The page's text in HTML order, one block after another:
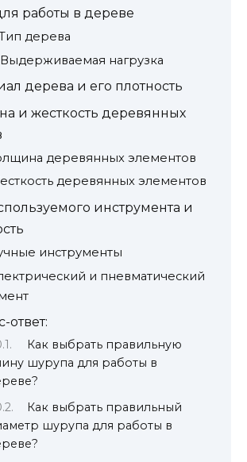
работы в дереве
дерева
Выдерживаемая нагрузка
дерева и его плотность
и жесткость деревянных
деревянных элементов
деревянных элементов
инструмента и
инструменты
и пневматический
ответ:
Как выбрать правильную
шурупа для работы в
Как выбрать правильный
шурупа для работы в